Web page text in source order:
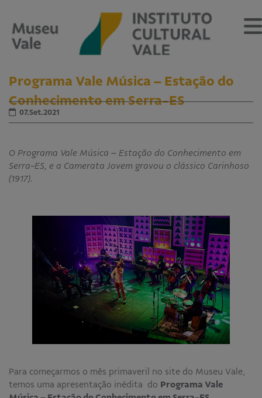
Museu Vale Extramuros
Sobre o Instituto Cultural Vale
Estrutura Organizacional
Programação
Notícias
Educativo
Programa Aprendiz
Fale conosco
Programa Vale Música – Estação do
Conhecimento em Serra-ES
07.Set.2021
O Programa Vale Música – Estação do Conhecimento em
Serra-ES, e a Camerata Jovem gravou o clássico Carinhoso
(1917).
Para começarmos o mês primaveril no site do Museu Vale,
temos uma apresentação inédita do Programa Vale